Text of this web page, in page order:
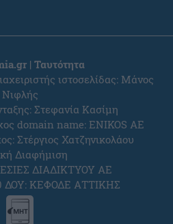
| Ταυτότητα
ιστοσελίδας: Μάνος
Νιφλής
Στεφανία Κασίμη
domain name: ENIKOS AE
Στέργιος Χατζηνικολάου
Διαφήμιση
ΔΙΑΔΙΚΤΥΟΥ ΑΕ
ΔΟΥ: ΚΕΦΟΔΕ ΑΤΤΙΚΗΣ